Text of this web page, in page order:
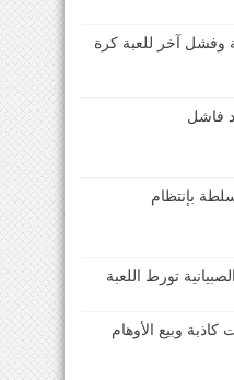
وفشل آخر للعبة كرة
فاشل
بإنتظام
تورط اللعبة
كاذبة وبيع الأوهام